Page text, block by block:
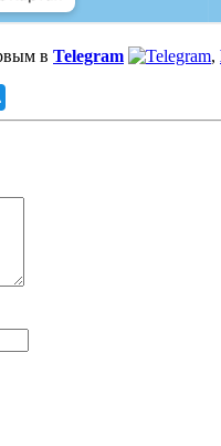
в Telegram ,